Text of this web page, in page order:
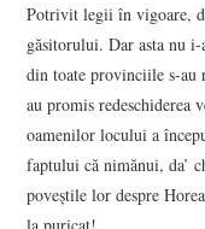
Potrivit legii în vigoare,
găsitorului. Dar asta nu
din toate provinciile s-au
au promis redeschiderea
oamenilor locului a
faptului că nimănui, da’
poveştile lor despre
la puricat!